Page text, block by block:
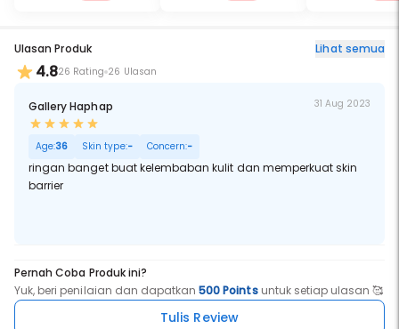
Ulasan Produk Lihat semua
4.826 Rating 26 Ulasan
Gallery Haphap 31 Aug 2023
Age:36 Skin type:- Concern:-
ringan banget buat kelembaban kulit dan memperkuat skin
barrier
Pernah Coba Produk ini?
Yuk, beri penilaian dan dapatkan500 Pointsuntuk setiap ulasan 🥰
Tulis Review